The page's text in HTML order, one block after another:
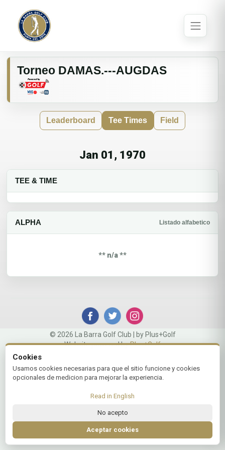
Torneo DAMAS.---AUGDAS
Leaderboard Tee Times Field
Jan 01, 1970
TEE & TIME
ALPHA Listado alfabetico
** n/a **
© 2026 La Barra Golf Club | by Plus+Golf
Website powered byPlus+Golf
Cookies
Usamos cookies necesarias para que el sitio funcione y cookies
opcionales de medicion para mejorar la experiencia.
Read in English
No acepto
Aceptar cookies